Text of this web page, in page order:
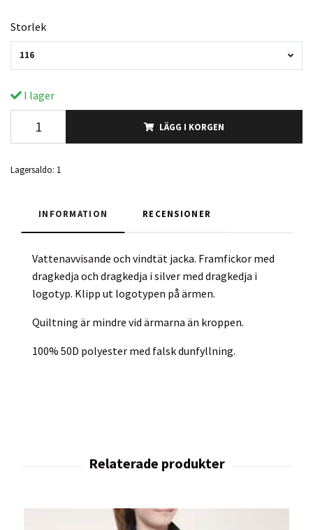
Storlek
116
I lager
LÄGG I KORGEN
Lagersaldo: 1
INFORMATION RECENSIONER
Vattenavvisande och vindtät jacka. Framfickor med
dragkedja och dragkedja i silver med dragkedja i
logotyp. Klipp ut logotypen på ärmen.
Quiltning är mindre vid ärmarna än kroppen.
100% 50D polyester med falsk dunfyllning.